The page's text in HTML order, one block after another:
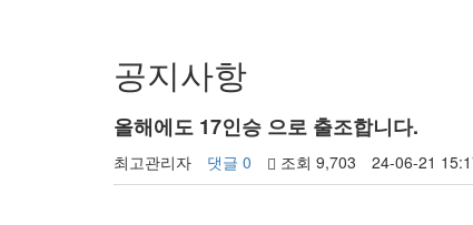
공지사항
올해에도 17인승 으로 출조합니다.
최고관리자 댓글 0 조회 9,703 24-06-21